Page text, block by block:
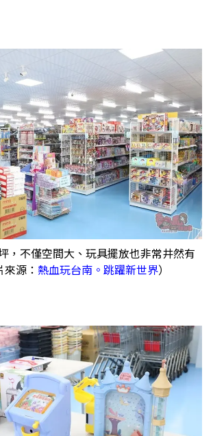
，不僅空間大、玩具擺放也非常井然有
源： 熱血玩台南。跳躍新世界）